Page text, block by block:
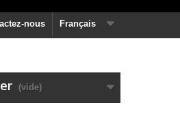
Français
nous
(vide)